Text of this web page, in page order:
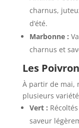
charnus,
d’été.
Marbonne :
charnus et
Les
À partir de mai,
plusieurs
Vert :
saveur